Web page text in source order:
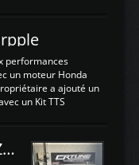
le ...
le
le
performances
un moteur Honda
a ajouté un
un Kit TTS
de son moteur:
300Cv sans
Préparation Nissan 240Z SR20DET